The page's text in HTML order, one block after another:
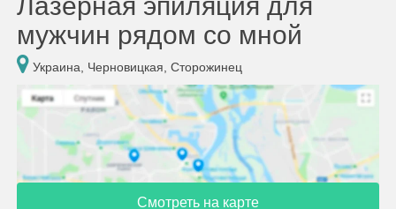
мужчин рядом со мной
Украина, Черновицкая, Сторожинец
Смотреть на карте